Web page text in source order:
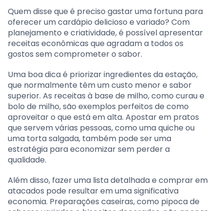
Quem disse que é preciso gastar uma fortuna para
oferecer um cardápio delicioso e variado? Com
planejamento e criatividade, é possível apresentar
receitas econômicas que agradam a todos os
gostos sem comprometer o sabor.
Uma boa dica é priorizar ingredientes da estação,
que normalmente têm um custo menor e sabor
superior. As receitas à base de milho, como curau e
bolo de milho, são exemplos perfeitos de como
aproveitar o que está em alta. Apostar em pratos
que servem várias pessoas, como uma quiche ou
uma torta salgada, também pode ser uma
estratégia para economizar sem perder a
qualidade.
Além disso, fazer uma lista detalhada e comprar em
atacados pode resultar em uma significativa
economia. Preparações caseiras, como pipoca de